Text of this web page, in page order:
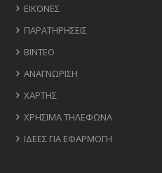
ΕΙΚΌΝΕΣ
ΠΑΡΑΤΗΡΉΣΕΙΣ
ΒΊΝΤΕΟ
ΑΝΑΓΝΏΡΙΣΗ
ΧΆΡΤΗΣ
ΧΡΉΣΙΜΑ ΤΗΛΈΦΩΝΑ
ΙΔΈΕΣ ΓΙΑ ΕΦΑΡΜΟΓΉ